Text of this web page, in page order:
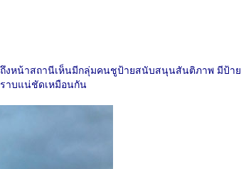
งหน้าสถานีเห็นมีกลุ่มคนชูป้ายสนับสนุนสันติภาพ มีป้าย
าบแน่ชัดเหมือนกัน